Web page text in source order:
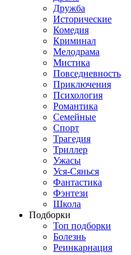
Дружба
Исторические
Комедия
Криминал
Мелодрама
Мистика
Повседневность
Приключения
Психология
Романтика
Семейные
Спорт
Трагедия
Триллер
Ужасы
Уся-Сянься
Фантастика
Фэнтези
Школа
Подборки
Топ подборки
Болезнь
Реинкарнация